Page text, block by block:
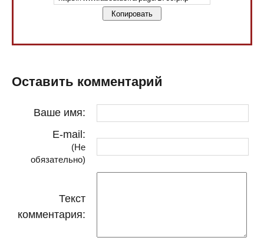
Копировать
Оставить комментарий
Ваше имя:
E-mail:
(Не
обязательно)
Текст
комментария: